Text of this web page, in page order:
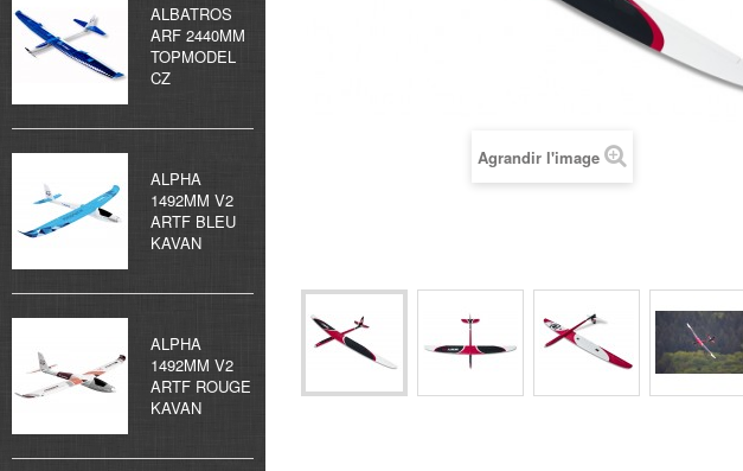
ALBATROS
ARF 2440MM
TOPMODEL
CZ
ALPHA
1492MM V2
ARTF BLEU
KAVAN
ALPHA
1492MM V2
ARTF ROUGE
KAVAN
Agrandir l'image